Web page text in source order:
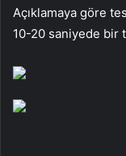
Açıklamaya göre
10-20 saniyede bir